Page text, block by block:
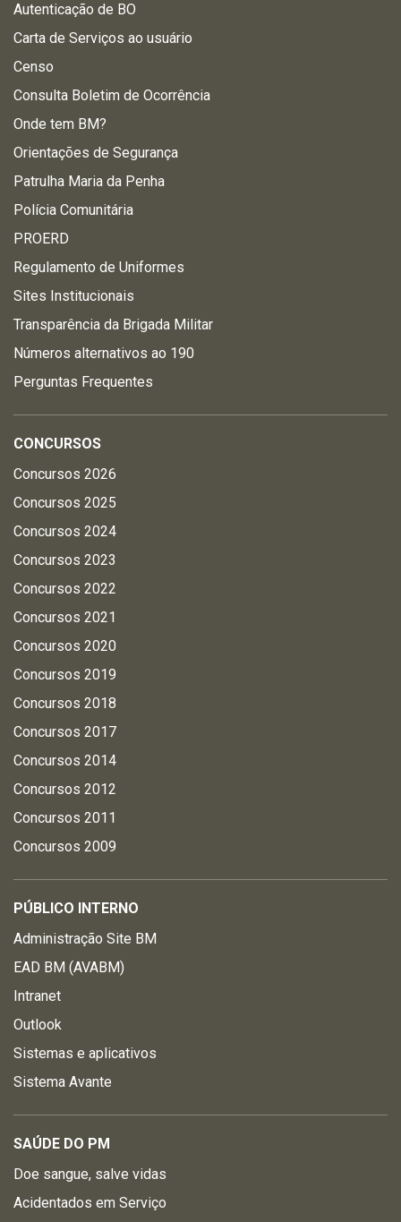
Autenticação de BO
Carta de Serviços ao usuário
Censo
Consulta Boletim de Ocorrência
Onde tem BM?
Orientações de Segurança
Patrulha Maria da Penha
Polícia Comunitária
PROERD
Regulamento de Uniformes
Sites Institucionais
Transparência da Brigada Militar
Números alternativos ao 190
Perguntas Frequentes
CONCURSOS
Concursos 2026
Concursos 2025
Concursos 2024
Concursos 2023
Concursos 2022
Concursos 2021
Concursos 2020
Concursos 2019
Concursos 2018
Concursos 2017
Concursos 2014
Concursos 2012
Concursos 2011
Concursos 2009
PÚBLICO INTERNO
Administração Site BM
EAD BM (AVABM)
Intranet
Outlook
Sistemas e aplicativos
Sistema Avante
SAÚDE DO PM
Doe sangue, salve vidas
Acidentados em Serviço